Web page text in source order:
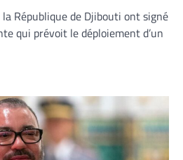
la République de Djibouti ont signé
qui prévoit le déploiement d’un